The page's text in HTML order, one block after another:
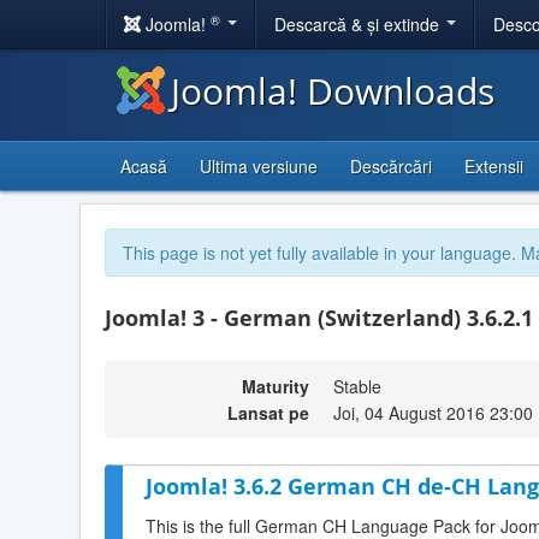
Joomla! ® Descarcă & și extinde
Joomla! Downloads
Acasă Ultima versiune Descărcări Extensii
This page is not yet fully available in your language.
Joomla! 3 - German (Switzerland) 3.6.2.1
Maturity
Stable
Lansat pe
Joi, 04 August 2016 23:00
Joomla! 3.6.2 German CH de-CH
This is the full German CH Language Pack for